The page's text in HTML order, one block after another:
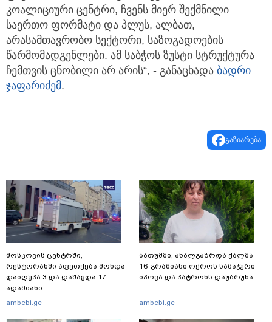
კოალიციური ცენტრი, ჩვენს მიერ შექმნილი
საერთო ფორმატი და პლუს, ალბათ,
არასამთავრობო სექტორი, საზოგადოების
წარმომადგენლები. ამ საბჭოს ზუსტი სტრუქტურა
ჩემთვის ცნობილი არ არის“, - განაცხადა ბადრი
ჯაფარიძემ.
გაზიარება
მოსკოვის ცენტრში,
რესტორანში აფეთქება მოხდა -
დაიღუპა 3 და დაშავდა 17
ადამიანი
ambebi.ge
ბათუმში, ახალგაზრდა ქალმა
16-გრამიანი ოქროს სამაჯური
იპოვა და პატრონს დაუბრუნა
ambebi.ge